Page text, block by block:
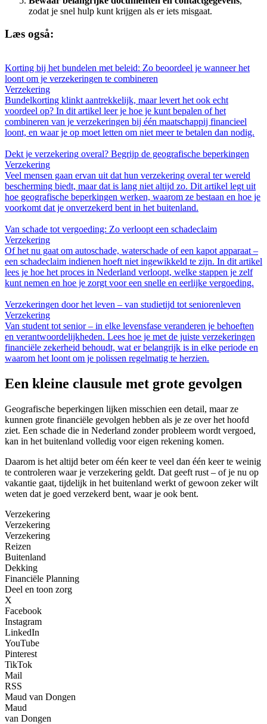
zodat je snel hulp kunt krijgen als er iets misgaat.
Læs også:
Korting bij het bundelen met beleid: Zo beoordeel je wanneer het
loont om je verzekeringen te combineren
Verzekering
Bundelkorting klinkt aantrekkelijk, maar levert het ook echt
voordeel op? In dit artikel leer je hoe je kunt bepalen of het
combineren van je verzekeringen bij één maatschappij financieel
loont, en waar je op moet letten om niet meer te betalen dan nodig.
Dekt je verzekering overal? Begrijp de geografische beperkingen
Verzekering
Veel mensen gaan ervan uit dat hun verzekering overal ter wereld
bescherming biedt, maar dat is lang niet altijd zo. Dit artikel legt uit
hoe geografische beperkingen werken, waarom ze bestaan en hoe je
voorkomt dat je onverzekerd bent in het buitenland.
Van schade tot vergoeding: Zo verloopt een schadeclaim
Verzekering
Of het nu gaat om autoschade, waterschade of een kapot apparaat –
een schadeclaim indienen hoeft niet ingewikkeld te zijn. In dit artikel
lees je hoe het proces in Nederland verloopt, welke stappen je zelf
kunt nemen en hoe je zorgt voor een snelle en eerlijke vergoeding.
Verzekeringen door het leven – van studietijd tot seniorenleven
Verzekering
Van student tot senior – in elke levensfase veranderen je behoeften
en verantwoordelijkheden. Lees hoe je met de juiste verzekeringen
financiële zekerheid behoudt, wat er belangrijk is in elke periode en
waarom het loont om je polissen regelmatig te herzien.
Een kleine clausule met grote gevolgen
Geografische beperkingen lijken misschien een detail, maar ze
kunnen grote financiële gevolgen hebben als je ze over het hoofd
ziet. Een schade die in Nederland zonder probleem wordt vergoed,
kan in het buitenland volledig voor eigen rekening komen.
Daarom is het altijd beter om één keer te veel dan één keer te weinig
te controleren waar je verzekering geldt. Dat geeft rust – of je nu op
vakantie gaat, tijdelijk in het buitenland werkt of gewoon zeker wilt
weten dat je goed verzekerd bent, waar je ook bent.
Verzekering
Verzekering
Verzekering
Reizen
Buitenland
Dekking
Financiële Planning
Deel en toon zorg
X
Facebook
Instagram
LinkedIn
YouTube
Pinterest
TikTok
Mail
RSS
Maud van Dongen
Maud
van Dongen